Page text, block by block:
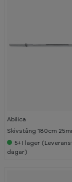
Abilica
Skivstång 180cm
5+
I lager
dagar)